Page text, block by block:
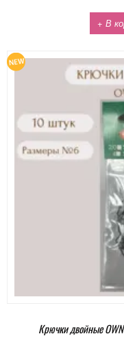
+ В
Крючки двойные